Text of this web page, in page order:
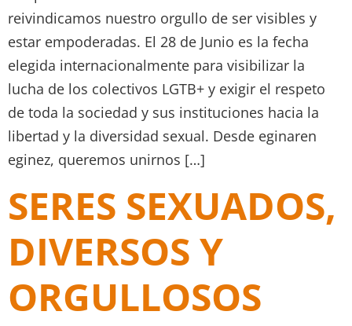
reivindicamos nuestro orgullo de ser visibles y
estar empoderadas. El 28 de Junio es la fecha
elegida internacionalmente para visibilizar la
lucha de los colectivos LGTB+ y exigir el respeto
de toda la sociedad y sus instituciones hacia la
libertad y la diversidad sexual. Desde eginaren
eginez, queremos unirnos […]
SERES SEXUADOS,
DIVERSOS Y
ORGULLOSOS